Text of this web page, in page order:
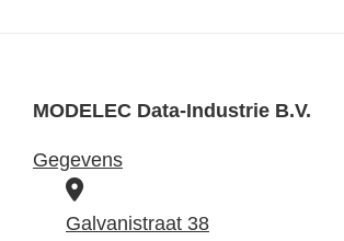
MODELEC Data-Industrie B.V.
Gegevens
B
e
Galvanistraat 38